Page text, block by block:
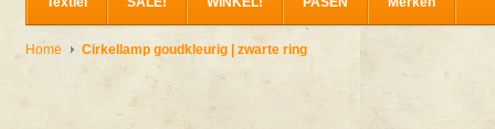
Home Cirkellamp goudkleurig | zwarte ring